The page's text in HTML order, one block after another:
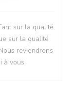
sur la qualité
sur la qualité
reviendrons
à vous.